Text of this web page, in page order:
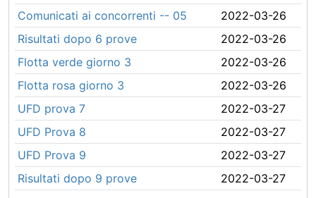
Comunicati ai concorrenti -- 05
2022-03-26
Risultati dopo 6 prove
2022-03-26
Flotta verde giorno 3
2022-03-26
Flotta rosa giorno 3
2022-03-26
UFD prova 7
2022-03-27
UFD Prova 8
2022-03-27
UFD Prova 9
2022-03-27
Risultati dopo 9 prove
2022-03-27